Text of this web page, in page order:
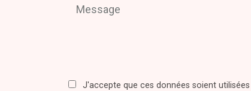
J'accepte que ces données soient